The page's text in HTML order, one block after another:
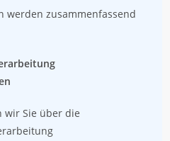
werden zusammenfassend
wir Sie über die